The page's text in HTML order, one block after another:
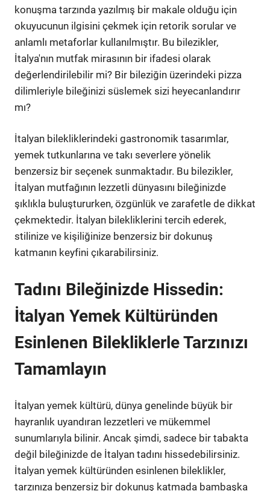
konuşma tarzında yazılmış bir makale olduğu için
okuyucunun ilgisini çekmek için retorik sorular ve
anlamlı metaforlar kullanılmıştır. Bu bilezikler,
İtalya'nın mutfak mirasının bir ifadesi olarak
değerlendirilebilir mi? Bir bileziğin üzerindeki pizza
dilimleriyle bileğinizi süslemek sizi heyecanlandırır
mı?
İtalyan bilekliklerindeki gastronomik tasarımlar,
yemek tutkunlarına ve takı severlere yönelik
benzersiz bir seçenek sunmaktadır. Bu bilezikler,
İtalyan mutfağının lezzetli dünyasını bileğinizde
şıklıkla buluştururken, özgünlük ve zarafetle de dikkat
çekmektedir. İtalyan bilekliklerini tercih ederek,
stilinize ve kişiliğinize benzersiz bir dokunuş
katmanın keyfini çıkarabilirsiniz.
Tadını Bileğinizde Hissedin:
İtalyan Yemek Kültüründen
Esinlenen Bilekliklerle Tarzınızı
Tamamlayın
İtalyan yemek kültürü, dünya genelinde büyük bir
hayranlık uyandıran lezzetleri ve mükemmel
sunumlarıyla bilinir. Ancak şimdi, sadece bir tabakta
değil bileğinizde de İtalyan tadını hissedebilirsiniz.
İtalyan yemek kültüründen esinlenen bileklikler,
tarzınıza benzersiz bir dokunuş katmada bambaşka